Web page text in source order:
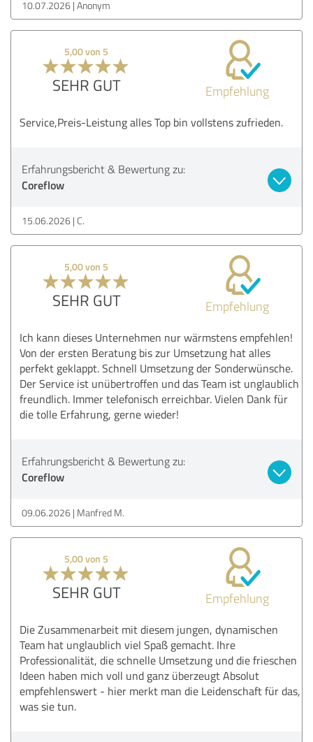
10.07.2026 Anonym
5,00 von 5
SEHR GUT Empfehlung
Service,Preis-Leistung alles Top bin vollstens zufrieden.
Erfahrungsbericht & Bewertung zu:
Coreflow
15.06.2026 C.
5,00 von 5
SEHR GUT Empfehlung
Ich kann dieses Unternehmen nur wärmstens empfehlen!
Von der ersten Beratung bis zur Umsetzung hat alles
perfekt geklappt. Schnell Umsetzung der Sonderwünsche.
Der Service ist unübertroffen und das Team ist unglaublich
freundlich. Immer telefonisch erreichbar. Vielen Dank für
die tolle Erfahrung, gerne wieder!
Erfahrungsbericht & Bewertung zu:
Coreflow
09.06.2026 Manfred M.
5,00 von 5
SEHR GUT Empfehlung
Die Zusammenarbeit mit diesem jungen, dynamischen
Team hat unglaublich viel Spaß gemacht. Ihre
Professionalität, die schnelle Umsetzung und die frieschen
Ideen haben mich voll und ganz überzeugt Absolut
empfehlenswert - hier merkt man die Leidenschaft für das,
was sie tun.